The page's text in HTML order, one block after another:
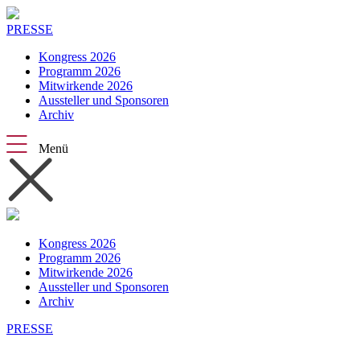
PRESSE
Kongress 2026
Programm 2026
Mitwirkende 2026
Aussteller und Sponsoren
Archiv
Menü
Kongress 2026
Programm 2026
Mitwirkende 2026
Aussteller und Sponsoren
Archiv
PRESSE